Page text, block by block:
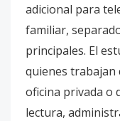
adicional para
familiar,
principales. El
quienes trabajan
oficina privada o
lectura,